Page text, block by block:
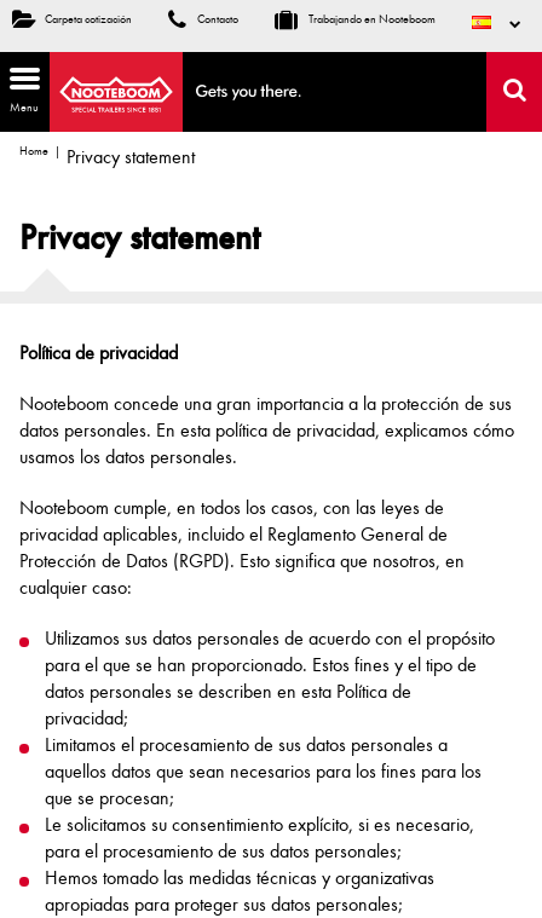
Carpeta cotización Contacto Trabajando en Nooteboom
Menu
Home Privacy statement
Privacy statement
Política de privacidad
Nooteboom concede una gran importancia a la protección de sus
datos personales. En esta política de privacidad, explicamos cómo
usamos los datos personales.
Nooteboom cumple, en todos los casos, con las leyes de
privacidad aplicables, incluido el Reglamento General de
Protección de Datos (RGPD). Esto significa que nosotros, en
cualquier caso:
Utilizamos sus datos personales de acuerdo con el propósito
para el que se han proporcionado. Estos fines y el tipo de
datos personales se describen en esta Política de
privacidad;
Limitamos el procesamiento de sus datos personales a
aquellos datos que sean necesarios para los fines para los
que se procesan;
Le solicitamos su consentimiento explícito, si es necesario,
para el procesamiento de sus datos personales;
Hemos tomado las medidas técnicas y organizativas
apropiadas para proteger sus datos personales;